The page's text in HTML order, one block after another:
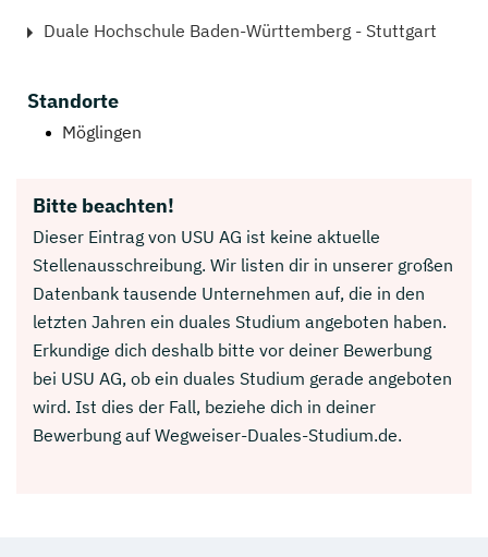
Duale Hochschule Baden-Württemberg - Stuttgart
Standorte
Möglingen
Bitte beachten!
Dieser Eintrag von USU AG ist keine aktuelle
Stellenausschreibung. Wir listen dir in unserer großen
Datenbank tausende Unternehmen auf, die in den
letzten Jahren ein duales Studium angeboten haben.
Erkundige dich deshalb bitte vor deiner Bewerbung
bei USU AG, ob ein duales Studium gerade angeboten
wird. Ist dies der Fall, beziehe dich in deiner
Bewerbung auf Wegweiser-Duales-Studium.de.